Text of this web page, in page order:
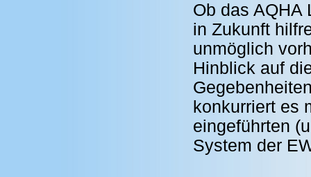
Ob das AQHA
in Zukunft
unmöglich
Hinblick auf
konkurriert es
eingeführten
System der